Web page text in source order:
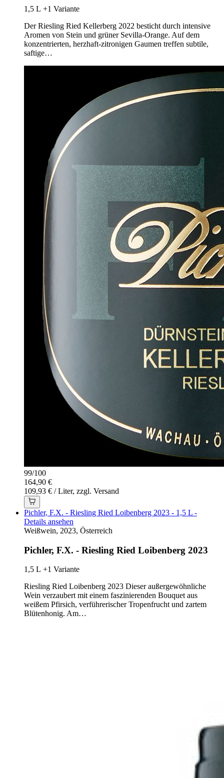
1,5 L +1 Variante
Der Riesling Ried Kellerberg 2022 besticht durch intensive
Aromen von Stein und grüner Sevilla-Orange. Auf dem
konzentrierten, herzhaft-zitronigen Gaumen treffen subtile,
saftige…
99/100
164,90 €
109,93 € / Liter, zzgl. Versand
Pichler, F.X. - Riesling Ried Loibenberg 2023 - 1,5 L -
Details ansehen
Weißwein, 2023, Österreich
Pichler, F.X. - Riesling Ried Loibenberg 2023
1,5 L +1 Variante
Riesling Ried Loibenberg 2023 Dieser außergewöhnliche
Wein verzaubert mit einem faszinierenden Bouquet aus
weißem Pfirsich, verführerischer Tropenfrucht und zartem
Blütenhonig. Am…